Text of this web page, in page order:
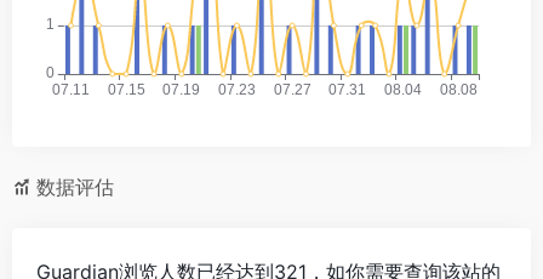
数据评估
Guardian浏览人数已经达到321，如你需要查询该站的